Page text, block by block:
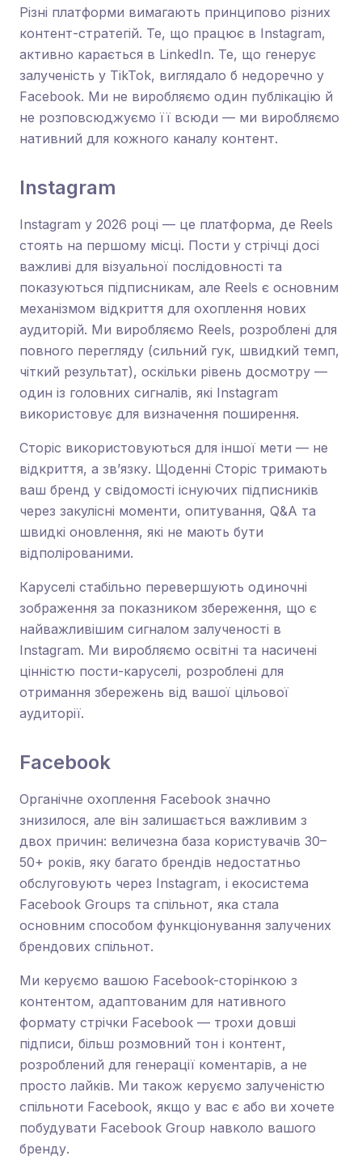
Різні платформи вимагають принципово різних
контент-стратегій. Те, що працює в Instagram,
активно карається в LinkedIn. Те, що генерує
залученість у TikTok, виглядало б недоречно у
Facebook. Ми не виробляємо один публікацію й
не розповсюджуємо її всюди — ми виробляємо
нативний для кожного каналу контент.
Instagram
Instagram у 2026 році — це платформа, де Reels
стоять на першому місці. Пости у стрічці досі
важливі для візуальної послідовності та
показуються підписникам, але Reels є основним
механізмом відкриття для охоплення нових
аудиторій. Ми виробляємо Reels, розроблені для
повного перегляду (сильний гук, швидкий темп,
чіткий результат), оскільки рівень досмотру —
один із головних сигналів, які Instagram
використовує для визначення поширення.
Сторіс використовуються для іншої мети — не
відкриття, а зв’язку. Щоденні Сторіс тримають
ваш бренд у свідомості існуючих підписників
через закулісні моменти, опитування, Q&A та
швидкі оновлення, які не мають бути
відполірованими.
Каруселі стабільно перевершують одиночні
зображення за показником збереження, що є
найважливішим сигналом залученості в
Instagram. Ми виробляємо освітні та насичені
цінністю пости-каруселі, розроблені для
отримання збережень від вашої цільової
аудиторії.
Facebook
Органічне охоплення Facebook значно
знизилося, але він залишається важливим з
двох причин: величезна база користувачів 30–
50+ років, яку багато брендів недостатньо
обслуговують через Instagram, і екосистема
Facebook Groups та спільнот, яка стала
основним способом функціонування залучених
брендових спільнот.
Ми керуємо вашою Facebook-сторінкою з
контентом, адаптованим для нативного
формату стрічки Facebook — трохи довші
підписи, більш розмовний тон і контент,
розроблений для генерації коментарів, а не
просто лайків. Ми також керуємо залученістю
спільноти Facebook, якщо у вас є або ви хочете
побудувати Facebook Group навколо вашого
бренду.